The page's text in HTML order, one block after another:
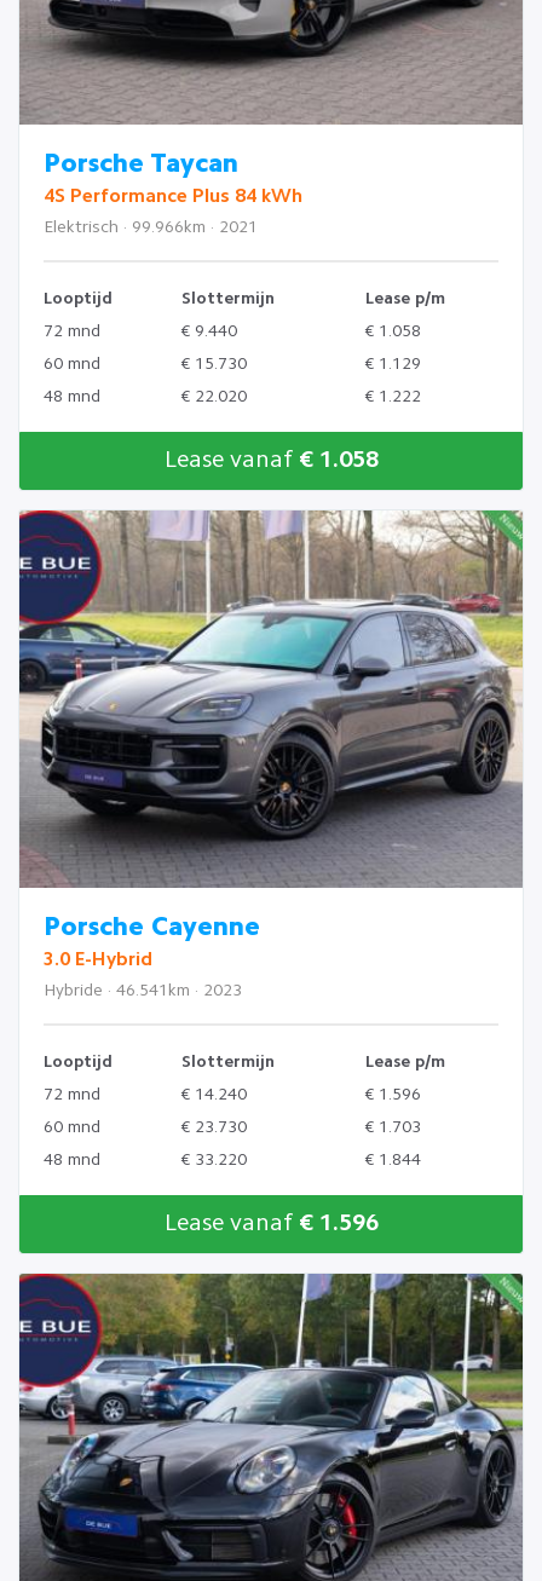
Porsche Taycan
4S Performance Plus 84 kWh
Elektrisch · 99.966km · 2021
Looptijd Slottermijn
Lease p/m
72 mnd
€ 9.440
€ 1.058
60 mnd
€ 15.730
€ 1.129
48 mnd
€ 22.020 € 1.222
Lease vanaf € 1.058
Porsche Cayenne
3.0 E-Hybrid
Hybride · 46.541km · 2023
Looptijd Slottermijn
Lease p/m
72 mnd
€ 14.240
€ 1.596
60 mnd
€ 23.730
€ 1.703
48 mnd
€ 33.220 € 1.844
Lease vanaf € 1.596